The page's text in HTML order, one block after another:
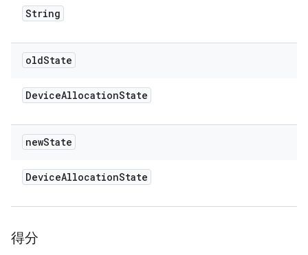
String
oldState
DeviceAllocationState
newState
DeviceAllocationState
得分